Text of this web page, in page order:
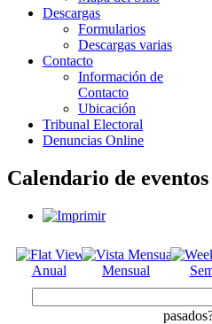
Descargas
Formularios
Descargas varias
Contacto
Información de
Contacto
Ubicación
Tribunal Electoral
Denuncias Online
Calendario de eventos
Anual Mensual